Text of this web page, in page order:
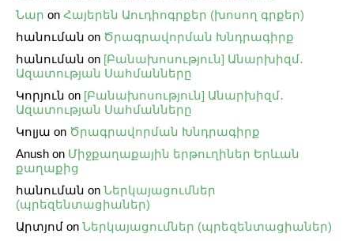
Նար on Հայերեն Աուդիոգրքեր (խոսող գրքեր)
հանուման on Ծրագրավորման Խնդրագիրք
հանուման on [Բանախոսություն] Անարխիզմ․
Ազատության Սահմանները
Կորյուն on [Բանախոսություն] Անարխիզմ․
Ազատության Սահմանները
Կոլյա on Ծրագրավորման Խնդրագիրք
Anush on Միջքաղաքային երթուղիներ Երևան
քաղաքից
հանուման on Ներկայացումներ
(պրեզենտացիաներ)
Արտյոմ on Ներկայացումներ (պրեզենտացիաներ)